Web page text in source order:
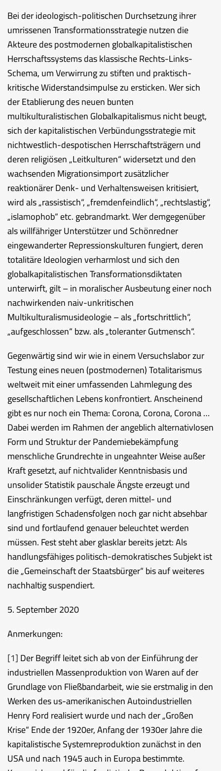
Bei der ideologisch-politischen Durchsetzung ihrer
umrissenen Transformationsstrategie nutzen die
Akteure des postmodernen globalkapitalistischen
Herrschaftssystems das klassische Rechts-Links-
Schema, um Verwirrung zu stiften und praktisch-
kritische Widerstandsimpulse zu ersticken. Wer sich
der Etablierung des neuen bunten
multikulturalistischen Globalkapitalismus nicht beugt,
sich der kapitalistischen Verbündungsstrategie mit
nichtwestlich-despotischen Herrschaftsträgern und
deren religiösen „Leitkulturen“ widersetzt und den
wachsenden Migrationsimport zusätzlicher
reaktionärer Denk- und Verhaltensweisen kritisiert,
wird als „rassistisch“, „fremdenfeindlich“, „rechtslastig“,
„islamophob“ etc. gebrandmarkt. Wer demgegenüber
als willfähriger Unterstützer und Schönredner
eingewanderter Repressionskulturen fungiert, deren
totalitäre Ideologien verharmlost und sich den
globalkapitalistischen Transformationsdiktaten
unterwirft, gilt – in moralischer Ausbeutung einer noch
nachwirkenden naiv-unkritischen
Multikulturalismusideologie – als „fortschrittlich“,
„aufgeschlossen“ bzw. als „toleranter Gutmensch“.
Gegenwärtig sind wir wie in einem Versuchslabor zur
Testung eines neuen (postmodernen) Totalitarismus
weltweit mit einer umfassenden Lahmlegung des
gesellschaftlichen Lebens konfrontiert. Anscheinend
gibt es nur noch ein Thema: Corona, Corona, Corona …
Dabei werden im Rahmen der angeblich alternativlosen
Form und Struktur der Pandemiebekämpfung
menschliche Grundrechte in ungeahnter Weise außer
Kraft gesetzt, auf nichtvalider Kenntnisbasis und
unsolider Statistik pauschale Ängste erzeugt und
Einschränkungen verfügt, deren mittel- und
langfristigen Schadensfolgen noch gar nicht absehbar
sind und fortlaufend genauer beleuchtet werden
müssen. Fest steht aber glasklar bereits jetzt: Als
handlungsfähiges politisch-demokratisches Subjekt ist
die „Gemeinschaft der Staatsbürger“ bis auf weiteres
nachhaltig suspendiert.
5. September 2020
Anmerkungen:
[1]Der Begriff leitet sich ab von der Einführung der
industriellen Massenproduktion von Waren auf der
Grundlage von Fließbandarbeit, wie sie erstmalig in den
Werken des us-amerikanischen Autoindustriellen
Henry Ford realisiert wurde und nach der „Großen
Krise“ Ende der 1920er, Anfang der 1930er Jahre die
kapitalistische Systemreproduktion zunächst in den
USA und nach 1945 auch in Europa bestimmte.